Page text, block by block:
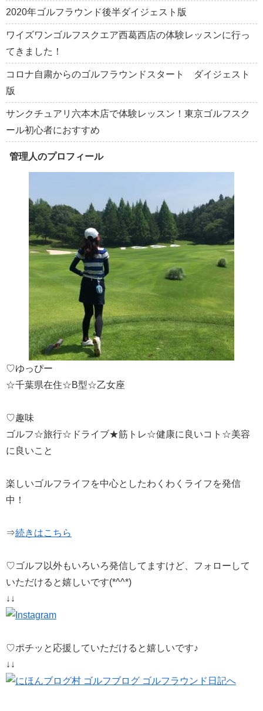
2020年ゴルフラウンド後半ダイジェスト版
ワイズワンゴルフスクエア西葛西店の体験レッスンに行っ
てきました！
コロナ自粛からのゴルフラウンドスタート ダイジェスト
版
サンクチュアリ六本木店で体験レッスン！東京ゴルフスク
ール初心者におすすめ
管理人のプロフィール
♡ゆっぴー
☆千葉県在住☆B型☆乙女座
♡趣味
ゴルフ☆旅行☆ドライブ★筋トレ☆健康に良いコト☆美容
に良いこと
楽しいゴルフライフを中心としたわくわくライフを発信
中！
⇒続きはこちら
♡ゴルフ以外もいろいろ発信してますけど、フォローして
いただけると嬉しいです(*^^*)
↓↓
♡ポチッと応援していただけると嬉しいです♪
↓↓